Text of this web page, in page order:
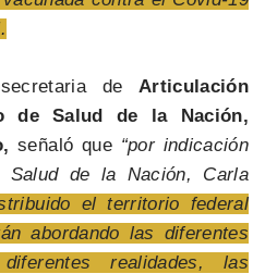
de Articulación
de Salud de la Nación,
señaló que “por indicación
de la Nación, Carla
el territorio federal
abordando las diferentes
realidades, las